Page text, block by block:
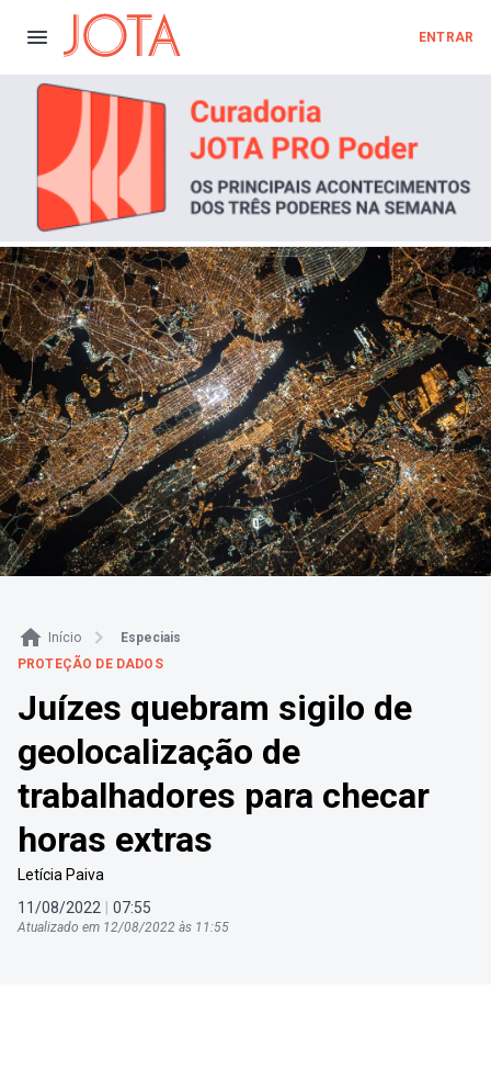
ENTRAR
Início
Especiais
PROTEÇÃO DE DADOS
Juízes quebram sigilo de
geolocalização de
trabalhadores para checar
horas extras
Letícia Paiva
11/08/2022 07:55
Atualizado em 12/08/2022 às 11 :55